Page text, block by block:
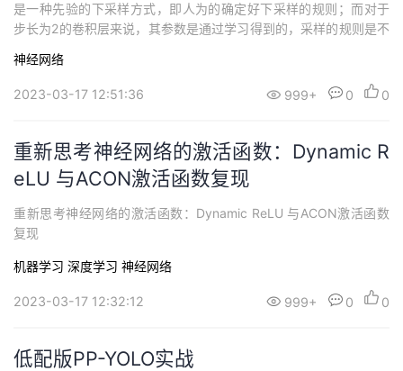
是一种先验的下采样方式，即人为的确定好下采样的规则；而对于
步长为2的卷积层来说，其参数是通过学习得到的，采样的规则是不
神经网络
2023-03-17 12:51:36 999+ 0 0
重新思考神经网络的激活函数：Dynamic R
eLU 与ACON激活函数复现
重新思考神经网络的激活函数：Dynamic ReLU 与ACON激活函数
复现
机器学习 深度学习 神经网络
2023-03-17 12:32:12 999+ 0 0
低配版PP-YOLO实战